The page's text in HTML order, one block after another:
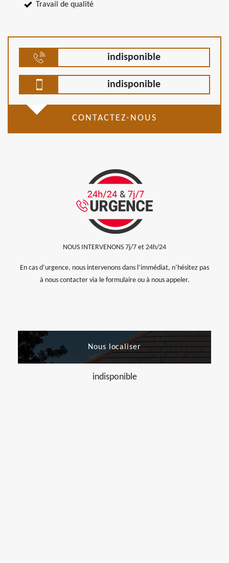
Travail de qualité
indisponible
indisponible
CONTACTEZ-NOUS
NOUS INTERVENONS 7j/7 et 24h/24
En cas d’urgence, nous intervenons dans l’immédiat, n’hésitez pas
à nous contacter via le formulaire ou à nous appeler.
Nous localiser
indisponible